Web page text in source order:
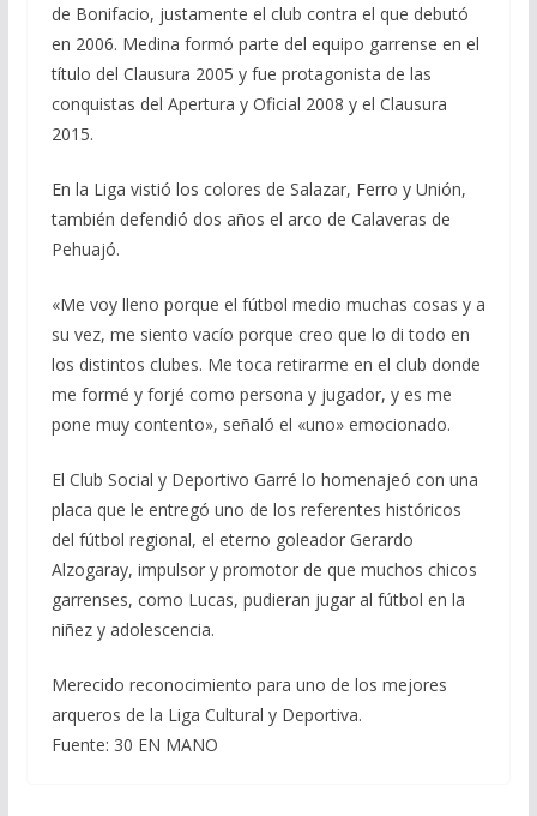
de Bonifacio, justamente el club contra el que debutó
en 2006. Medina formó parte del equipo garrense en el
título del Clausura 2005 y fue protagonista de las
conquistas del Apertura y Oficial 2008 y el Clausura
2015.
En la Liga vistió los colores de Salazar, Ferro y Unión,
también defendió dos años el arco de Calaveras de
Pehuajó.
«Me voy lleno porque el fútbol medio muchas cosas y a
su vez, me siento vacío porque creo que lo di todo en
los distintos clubes. Me toca retirarme en el club donde
me formé y forjé como persona y jugador, y es me
pone muy contento», señaló el «uno» emocionado.
El Club Social y Deportivo Garré lo homenajeó con una
placa que le entregó uno de los referentes históricos
del fútbol regional, el eterno goleador Gerardo
Alzogaray, impulsor y promotor de que muchos chicos
garrenses, como Lucas, pudieran jugar al fútbol en la
niñez y adolescencia.
Merecido reconocimiento para uno de los mejores
arqueros de la Liga Cultural y Deportiva.
Fuente: 30 EN MANO